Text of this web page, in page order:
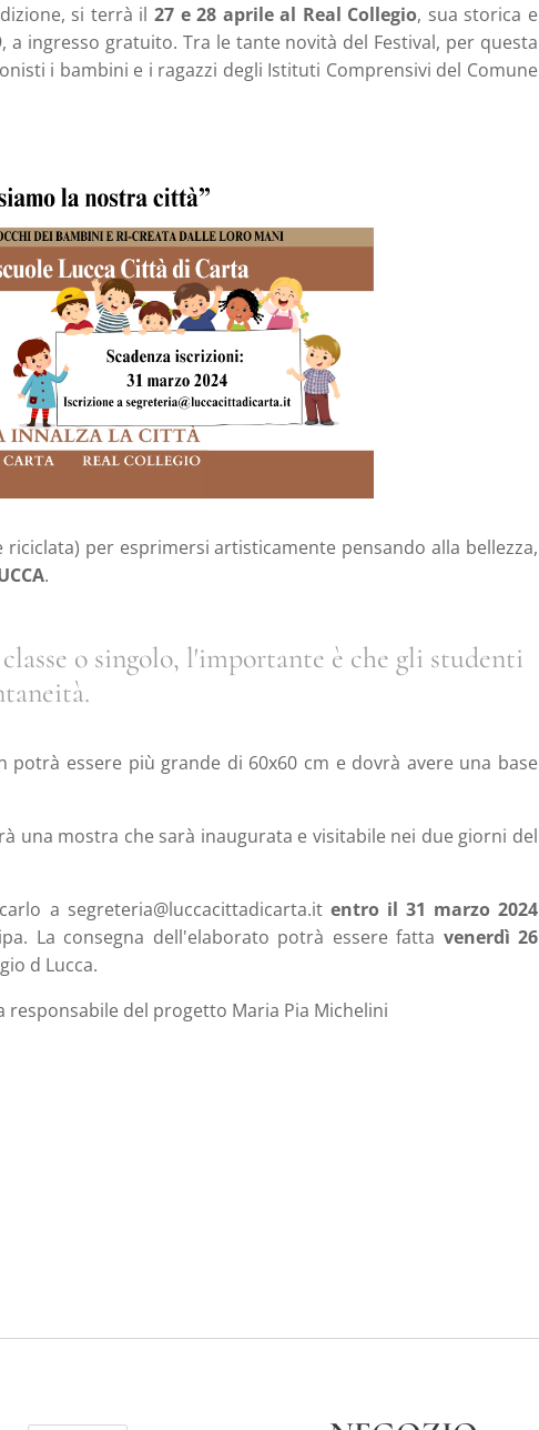
si terrà il27 e 28 aprile al Real Collegio, sua storica e
a ingresso gratuito. Tra le tante novità del Festival, per questa
i bambini e i ragazzi degli Istituti Comprensivi del Comune
riciclata) per esprimersi artisticamente pensando alla bellezza,
.
o singolo, l'importante è che gli studenti
essere più grande di 60x60 cm e dovrà avere una base
una mostra che sarà inaugurata e visitabile nei due giorni del
a segreteria@luccacittadicarta.it entro il 31 marzo 2024
La consegna dell'elaborato potrà essere fatta venerdì 26
d Lucca.
del progetto Maria Pia Michelini